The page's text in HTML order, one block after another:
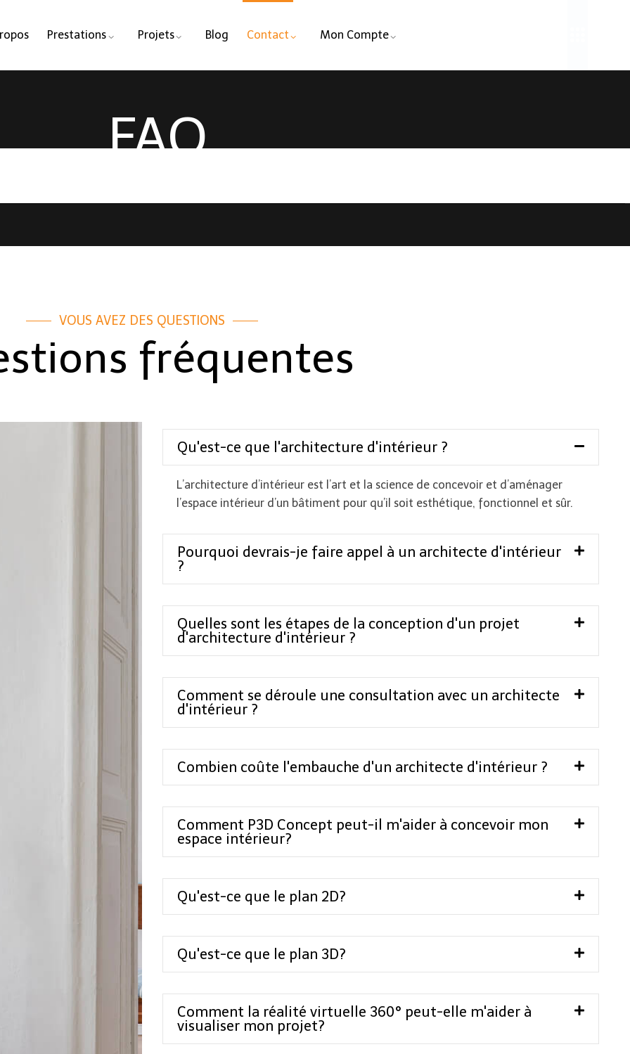
Prestations Projets Blog Contact Mon Compte
FAQ
VOUS AVEZ DES QUESTIONS
fréquentes
Qu'est-ce que l'architecture d'intérieur ?
L’architecture d’intérieur est l’art et la science de concevoir et d’aménager
l’espace intérieur d’un bâtiment pour qu’il soit esthétique, fonctionnel et sûr.
Pourquoi devrais-je faire appel à un architecte d'intérieur
?
Quelles sont les étapes de la conception d'un projet
d'architecture d'intérieur ?
Comment se déroule une consultation avec un architecte
d'intérieur ?
Combien coûte l'embauche d'un architecte d'intérieur ?
Comment P3D Concept peut-il m'aider à concevoir mon
espace intérieur?
Qu'est-ce que le plan 2D?
Qu'est-ce que le plan 3D?
Comment la réalité virtuelle 360° peut-elle m'aider à
visualiser mon projet?